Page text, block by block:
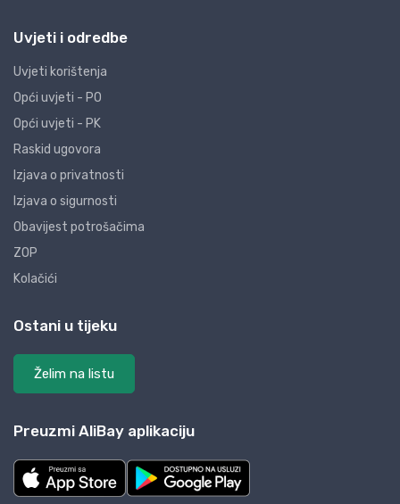
Uvjeti i odredbe
Uvjeti korištenja
Opći uvjeti - PO
Opći uvjeti - PK
Raskid ugovora
Izjava o privatnosti
Izjava o sigurnosti
Obavijest potrošačima
ZOP
Kolačići
Ostani u tijeku
Želim na listu
Preuzmi AliBay aplikaciju